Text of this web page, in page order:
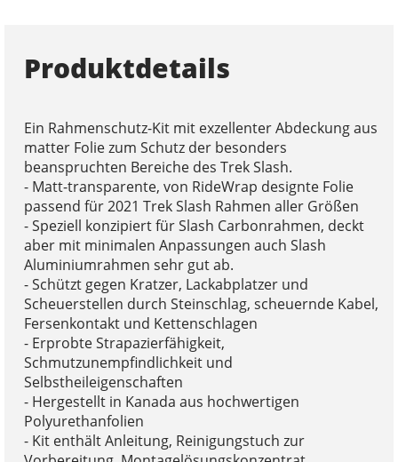
Produktdetails
Ein Rahmenschutz-Kit mit exzellenter Abdeckung aus
matter Folie zum Schutz der besonders
beanspruchten Bereiche des Trek Slash.
- Matt-transparente, von RideWrap designte Folie
passend für 2021 Trek Slash Rahmen aller Größen
- Speziell konzipiert für Slash Carbonrahmen, deckt
aber mit minimalen Anpassungen auch Slash
Aluminiumrahmen sehr gut ab.
- Schützt gegen Kratzer, Lackabplatzer und
Scheuerstellen durch Steinschlag, scheuernde Kabel,
Fersenkontakt und Kettenschlagen
- Erprobte Strapazierfähigkeit,
Schmutzunempfindlichkeit und
Selbstheileigenschaften
- Hergestellt in Kanada aus hochwertigen
Polyurethanfolien
- Kit enthält Anleitung, Reinigungstuch zur